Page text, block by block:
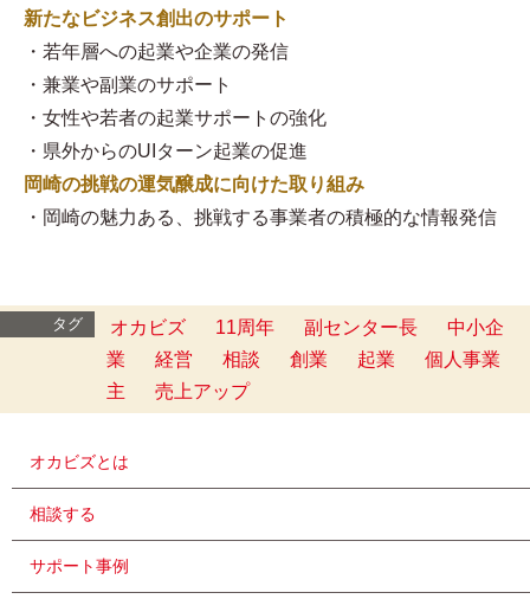
新たなビジネス創出のサポート
・若年層への起業や企業の発信
・兼業や副業のサポート
・女性や若者の起業サポートの強化
・県外からのUIターン起業の促進
岡崎の挑戦の運気醸成に向けた取り組み
・岡崎の魅力ある、挑戦する事業者の積極的な情報発信
タグ オカビズ 11周年 副センター長
中小企
業
経営 相談 創業 起業
個人事業
主
売上アップ
オカビズとは
相談する
サポート事例